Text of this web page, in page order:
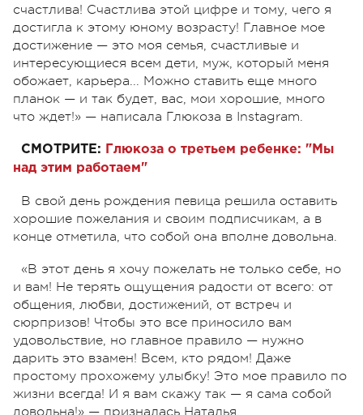
счастлива! Счастлива этой цифре и тому, чего я
достигла к этому юному возрасту! Главное мое
достижение — это моя семья, счастливые и
интересующиеся всем дети, муж, который меня
обожает, карьера... Можно ставить еще много
планок — и так будет, вас, мои хорошие, много
что ждет!» — написала Глюкоза в Instagram.
СМОТРИТЕ:
Глюкоза о третьем ребенке: "Мы
над этим работаем"
В свой день рождения певица решила оставить
хорошие пожелания и своим подписчикам, а в
конце отметила, что собой она вполне довольна.
«В этот день я хочу пожелать не только себе, но
и вам! Не терять ощущения радости от всего: от
общения, любви, достижений, от встреч и
сюрпризов! Чтобы это все приносило вам
удовольствие, но главное правило — нужно
дарить это взамен! Всем, кто рядом! Даже
простому прохожему улыбку! Это мое правило по
жизни всегда! И я вам скажу так — я сама собой
довольна!» — призналась Наталья.